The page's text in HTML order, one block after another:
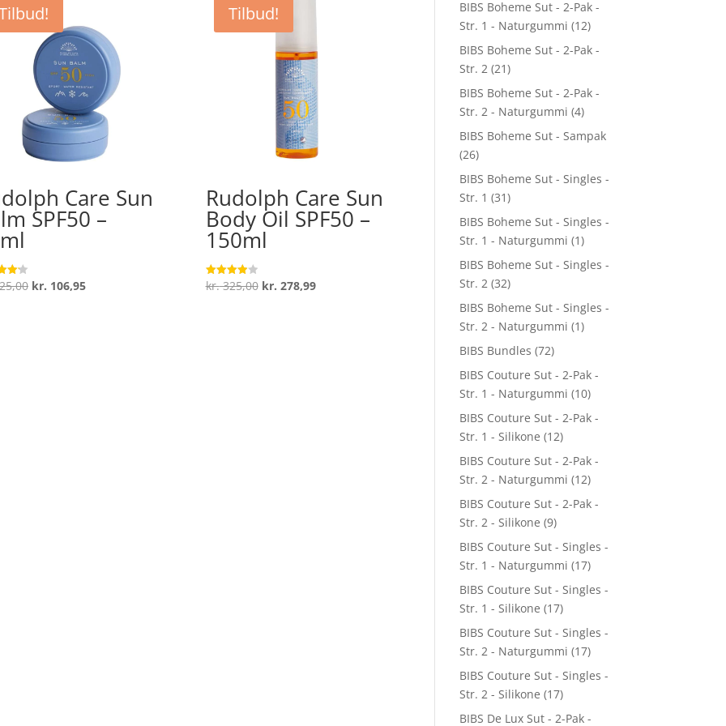
Care Sun
SPF50 –
Den
kr. 106,95Den
Tilbud!
Rudolph Care Sun
Body Oil SPF50 –
150ml
Vurderet
4
kr.325,00 Den
kr. 278,99Den
BIBS Boheme Sut - 2-Pak -
Str. 1 - Naturgummi (12)
BIBS Boheme Sut - 2-Pak -
Str. 2 (21)
BIBS Boheme Sut - 2-Pak -
Str. 2 - Naturgummi (4)
BIBS Boheme Sut - Sampak
(26)
BIBS Boheme Sut - Singles -
Str. 1 (31)
BIBS Boheme Sut - Singles -
Str. 1 - Naturgummi (1)
BIBS Boheme Sut - Singles -
Str. 2 (32)
BIBS Boheme Sut - Singles -
Str. 2 - Naturgummi (1)
BIBS Bundles (72)
BIBS Couture Sut - 2-Pak -
Str. 1 - Naturgummi (10)
BIBS Couture Sut - 2-Pak -
Str. 1 - Silikone (12)
BIBS Couture Sut - 2-Pak -
Str. 2 - Naturgummi (12)
BIBS Couture Sut - 2-Pak -
Str. 2 - Silikone (9)
BIBS Couture Sut - Singles -
Str. 1 - Naturgummi (17)
BIBS Couture Sut - Singles -
Str. 1 - Silikone (17)
BIBS Couture Sut - Singles -
Str. 2 - Naturgummi (17)
BIBS Couture Sut - Singles -
Str. 2 - Silikone (17)
BIBS De Lux Sut - 2-Pak -